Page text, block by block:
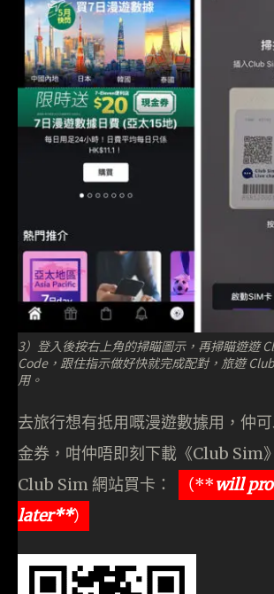
3）登入後按右上角的掃瞄圖示，再掃瞄遊遊
Code，跟住指示做好快就完成配對，旅遊
用。
去旅行想有抵用嘅漫遊數據用，仲
金券，咁仲唔即刻下載《Club Sim
Club Sim 網站買卡：
（**will
later**）